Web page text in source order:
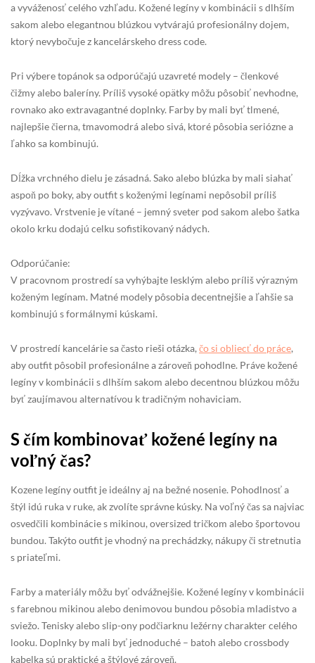
a vyváženosť celého vzhľadu. Kožené legíny v kombinácii s dlhším
sakom alebo elegantnou blúzkou vytvárajú profesionálny dojem,
ktorý nevybočuje z kancelárskeho dress code.
Pri výbere topánok sa odporúčajú uzavreté modely – členkové
čižmy alebo baleríny. Príliš vysoké opätky môžu pôsobiť nevhodne,
rovnako ako extravagantné doplnky. Farby by mali byť tlmené,
najlepšie čierna, tmavomodrá alebo sivá, ktoré pôsobia seriózne a
ľahko sa kombinujú.
Dĺžka vrchného dielu je zásadná. Sako alebo blúzka by mali siahať
aspoň po boky, aby outfit s koženými legínami nepôsobil príliš
vyzývavo. Vrstvenie je vítané – jemný sveter pod sakom alebo šatka
okolo krku dodajú celku sofistikovaný nádych.
Odporúčanie:
V pracovnom prostredí sa vyhýbajte lesklým alebo príliš výrazným
koženým legínam. Matné modely pôsobia decentnejšie a ľahšie sa
kombinujú s formálnymi kúskami.
V prostredí kancelárie sa často rieši otázka, čo si obliecť do práce,
aby outfit pôsobil profesionálne a zároveň pohodlne. Práve kožené
legíny v kombinácii s dlhším sakom alebo decentnou blúzkou môžu
byť zaujímavou alternatívou k tradičným nohaviciam.
S čím kombinovať kožené legíny na
voľný čas?
Kozene legíny outfit je ideálny aj na bežné nosenie. Pohodlnosť a
štýl idú ruka v ruke, ak zvolíte správne kúsky. Na voľný čas sa najviac
osvedčili kombinácie s mikinou, oversized tričkom alebo športovou
bundou. Takýto outfit je vhodný na prechádzky, nákupy či stretnutia
s priateľmi.
Farby a materiály môžu byť odvážnejšie. Kožené legíny v kombinácii
s farebnou mikinou alebo denimovou bundou pôsobia mladistvo a
sviežo. Tenisky alebo slip-ony podčiarknu ležérny charakter celého
looku. Doplnky by mali byť jednoduché – batoh alebo crossbody
kabelka sú praktické a štýlové zároveň.